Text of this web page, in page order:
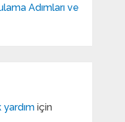
Adımları ve
yardımiçin